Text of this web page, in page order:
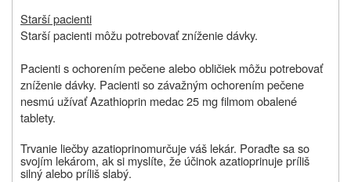
Starší pacienti
Starší pacienti môžu potrebovať zníženie dávky.
Pacienti s ochorením pečene alebo obličiek môžu potrebovať
zníženie dávky. Pacienti so závažným ochorením pečene
nesmú užívať Azathioprin medac 25 mg filmom obalené
tablety.
Trvanie liečbyazatioprinomurčuje váš lekár. Poraďte sa so
svojím lekárom, ak si myslíte, že účinokazatioprinuje príliš
silný alebo príliš slabý.